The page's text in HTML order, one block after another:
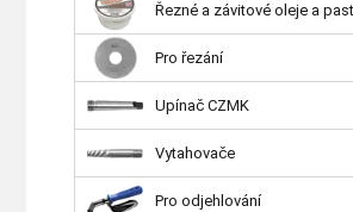
Řezné a závitové oleje a
Pro řezání
Upínač CZMK
Vytahovače
Pro odjehlování